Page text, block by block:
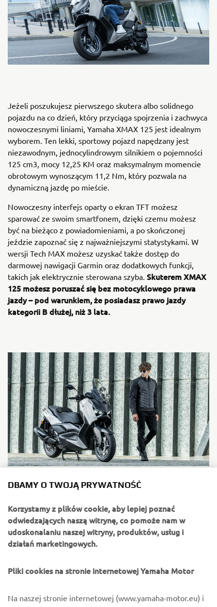
Jeżeli poszukujesz pierwszego skutera albo solidnego
pojazdu na co dzień, który przyciąga spojrzenia i zachwyca
nowoczesnymi liniami, Yamaha XMAX 125 jest idealnym
wyborem. Ten lekki, sportowy pojazd napędzany jest
niezawodnym, jednocylindrowym silnikiem o pojemności
125 cm3, mocy 12,25 KM oraz maksymalnym momencie
obrotowym wynoszącym 11,2 Nm, który pozwala na
dynamiczną jazdę po mieście.
Nowoczesny interfejs oparty o ekran TFT możesz
sparować ze swoim smartfonem, dzięki czemu możesz
być na bieżąco z powiadomieniami, a po skończonej
jeździe zapoznać się z najważniejszymi statystykami. W
wersji Tech MAX możesz uzyskać także dostęp do
darmowej nawigacji Garmin oraz dodatkowych funkcji,
takich jak elektrycznie sterowana szyba. Skuterem XMAX
125 możesz poruszać się bez motocyklowego prawa
jazdy – pod warunkiem, że posiadasz prawo jazdy
kategorii B dłużej, niż 3 lata.
Oprócz sprawnego poruszania się po zatłoczonych ulicach
masz ochotę na dodatkowy zastrzyk adrenaliny? Wybierz
model XMAX 300, napędzany jednostką o mocy ponad 27
KM i maksymalnym momencie obrotowym 29 Nm, który
nowoczesny interfejs oparty o czytelny, ponad 4-calowy
DBAMY O TWOJĄ PRYWATNOŚĆ
Korzystamy z plików cookie, aby lepiej poznać
odwiedzających naszą witrynę, co pomoże nam w
udoskonalaniu naszej witryny, produktów, usług i
działań marketingowych.
Pliki cookies na stronie internetowej Yamaha Motor
Na naszej stronie internetowej (www.yamaha-motor.eu) i